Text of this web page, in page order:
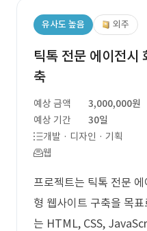
유사도 높음 외주
틱톡 전문 에이전시
축
예상 금액
3,000,000원
예상 기간
30일
개발 · 디자인 · 기획
웹
프로젝트는 틱톡 전문
형 웹사이트 구축을 목
는 HTML, CSS,